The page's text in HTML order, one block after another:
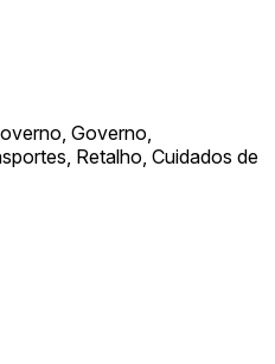
Governo,
Retalho, Cuidados de